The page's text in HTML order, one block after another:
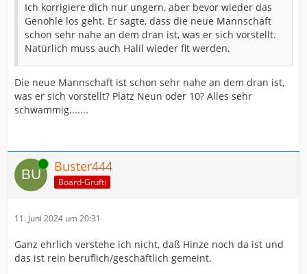
Ich korrigiere dich nur ungern, aber bevor wieder das
Genöhle los geht. Er sagte, dass die neue Mannschaft
schon sehr nahe an dem dran ist, was er sich vorstellt.
Natürlich muss auch Halil wieder fit werden.
Die neue Mannschaft ist schon sehr nahe an dem dran ist,
was er sich vorstellt? Platz Neun oder 10? Alles sehr
schwammig.......
Online Buster444
Board-Grufti
11. Juni 2024 um 20:31
Ganz ehrlich verstehe ich nicht, daß Hinze noch da ist und
das ist rein beruflich/geschäftlich gemeint.